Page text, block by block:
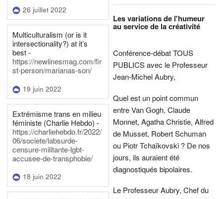
26 juillet 2022
Multiculturalism (or is it
intersectionality?) at it’s
best -
https://newlinesmag.com/fir
st-person/marianas-son/
19 juin 2022
Extrémisme trans en milieu
féministe (Charlie Hebdo) -
https://charliehebdo.fr/2022/
06/societe/labsurde-
censure-militante-lgbt-
accusee-de-transphobie/
18 juin 2022
Les variations de l'humeur
au service de la créativité
Conférence-débat TOUS
PUBLICS avec le Professeur
Jean-Michel Aubry,
Quel est un point commun
entre Van Gogh, Claude
Monnet, Agatha Christie, Alfred
de Musset, Robert Schuman
ou Piotr Tchaïkovski ? De nos
jours, ils auraient été
diagnostiqués bipolaires.
Le Professeur Aubry, Chef du